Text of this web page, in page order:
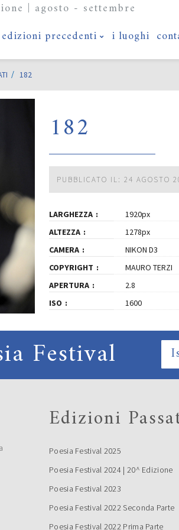
| agosto - settembre
edizioni precedenti i luoghi
182
182
PUBBLICATO IL: 24 AGOSTO
LARGHEZZA
1920px
ALTEZZA
1278px
CAMERA
NIKON D3
COPYRIGHT
MAURO TERZI
APERTURA
2.8
ISO
1600
Festival
Edizioni
Poesia Festival 2025
Poesia Festival 2024 | 20^ Edizione
Poesia Festival 2023
Poesia Festival 2022 Seconda Parte
Poesia Festival 2022 Prima Parte